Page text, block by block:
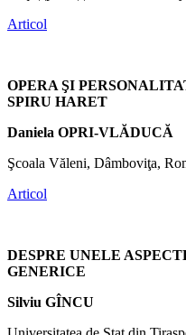
Articol
OPERA ŞI
SPIRU HARET
Daniela OPRI-VLĂDUCĂ
Şcoala Văleni, Dâmboviţa,
Articol
DESPRE UNELE
GENERICE
Silviu GÎNCU